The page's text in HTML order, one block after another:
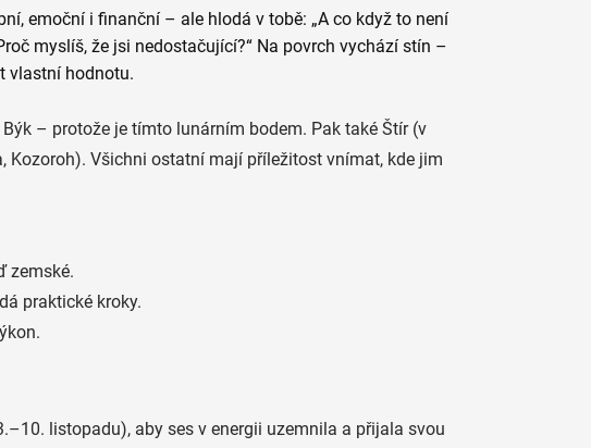
emoční i finanční – ale hlodá v tobě: „A co když to není
myslíš, že jsi nedostačující?“ Na povrch vychází stín –
vlastní hodnotu.
Býk – protože je tímto lunárním bodem. Pak také Štír (v
Kozoroh). Všichni ostatní mají příležitost vnímat, kde jim
zemské.
praktické kroky.
listopadu), aby ses v energii uzemnila a přijala svou